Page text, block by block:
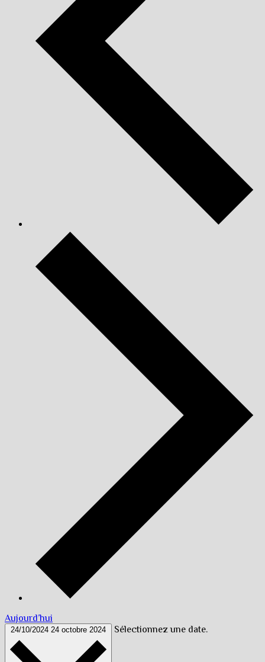
Aujourd’hui
24/10/2024 24 octobre 2024 Sélectionnez une date.